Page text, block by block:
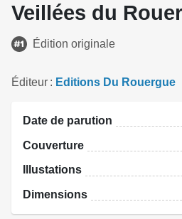
Veillées du
Édition originale
Éditeur Editions Du Rouergue
Date de parution
Couverture
Illustations
Dimensions